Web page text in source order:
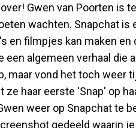
Gwen van Poorten is
wachten. Snapchat
en filmpjes kan maken
een algemeen verhaal die
maar vond het toch weer
haar eerste 'Snap' op
weer op Snapchat te
gedeeld waarin